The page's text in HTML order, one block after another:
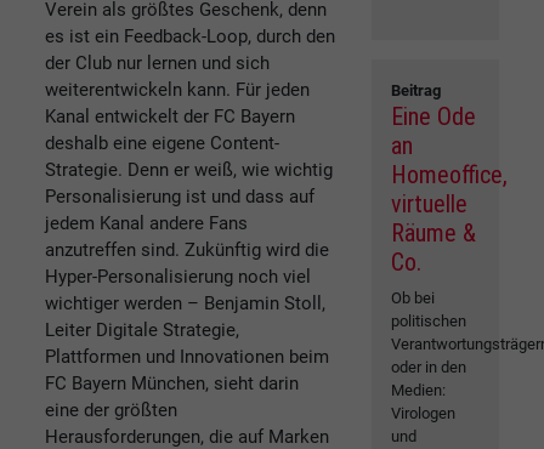
Verein als größtes Geschenk, denn
es ist ein Feedback-Loop, durch den
der Club nur lernen und sich
weiterentwickeln kann. Für jeden
Kanal entwickelt der FC Bayern
deshalb eine eigene Content-
Strategie. Denn er weiß, wie wichtig
Personalisierung ist und dass auf
jedem Kanal andere Fans
anzutreffen sind. Zukünftig wird die
Hyper-Personalisierung noch viel
wichtiger werden – Benjamin Stoll,
Leiter Digitale Strategie,
Plattformen und Innovationen beim
FC Bayern München, sieht darin
eine der größten
Herausforderungen, die auf Marken
Beitrag
Eine Ode
an
Homeoffice,
virtuelle
Räume &
Co.
Ob bei
politischen
oder in den
Medien:
Virologen
und